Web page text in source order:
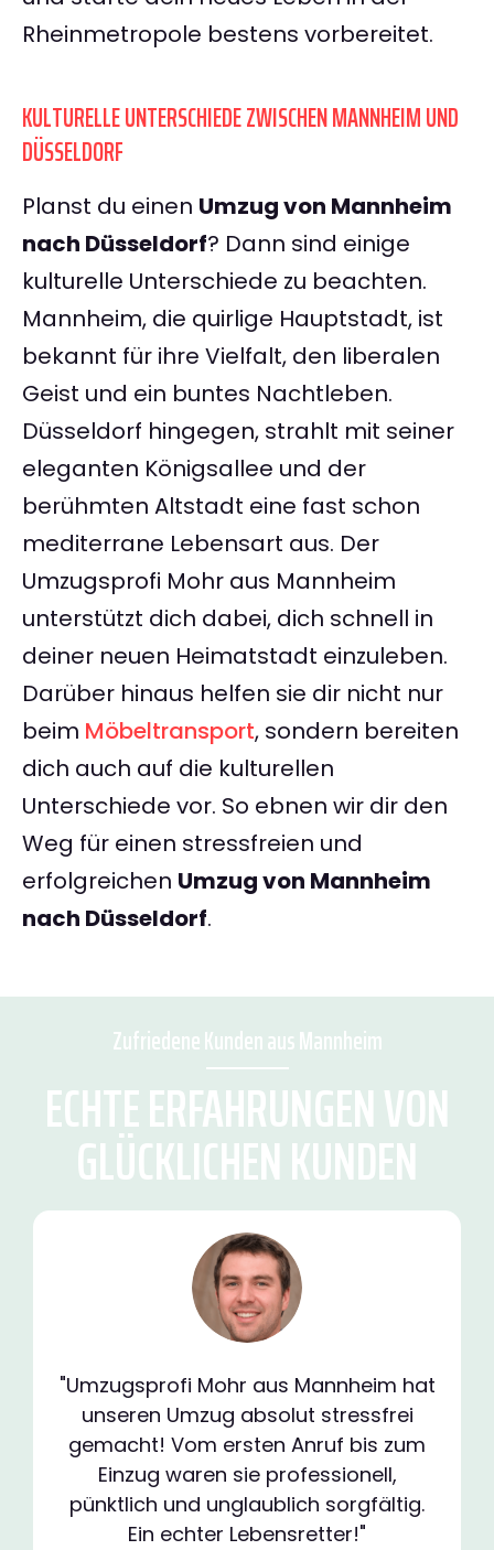
Rheinmetropole bestens vorbereitet.
KULTURELLE UNTERSCHIEDE ZWISCHEN MANNHEIM UND
DÜSSELDORF
Planst du einen Umzug von Mannheim
nach Düsseldorf? Dann sind einige
kulturelle Unterschiede zu beachten.
Mannheim, die quirlige Hauptstadt, ist
bekannt für ihre Vielfalt, den liberalen
Geist und ein buntes Nachtleben.
Düsseldorf hingegen, strahlt mit seiner
eleganten Königsallee und der
berühmten Altstadt eine fast schon
mediterrane Lebensart aus. Der
Umzugsprofi Mohr aus Mannheim
unterstützt dich dabei, dich schnell in
deiner neuen Heimatstadt einzuleben.
Darüber hinaus helfen sie dir nicht nur
beim Möbeltransport, sondern bereiten
dich auch auf die kulturellen
Unterschiede vor. So ebnen wir dir den
Weg für einen stressfreien und
erfolgreichen Umzug von Mannheim
nach Düsseldorf.
Zufriedene Kunden aus Mannheim
ECHTE ERFAHRUNGEN VON
GLÜCKLICHEN KUNDEN
"Umzugsprofi Mohr aus Mannheim hat
unseren Umzug absolut stressfrei
gemacht! Vom ersten Anruf bis zum
Einzug waren sie professionell,
pünktlich und unglaublich sorgfältig.
Ein echter Lebensretter!"